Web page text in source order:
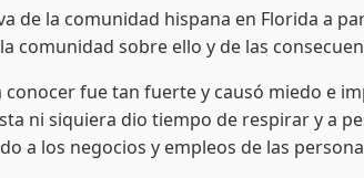
de la comunidad hispana en Florida a
comunidad sobre ello y de las
conocer fue tan fuerte y causó miedo e
ni siquiera dio tiempo de respirar y a
a los negocios y empleos de las